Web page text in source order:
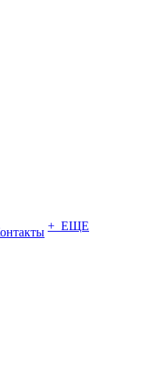
+ ЕЩЕ